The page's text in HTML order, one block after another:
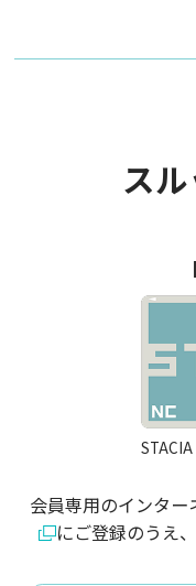
ス
会員専用のインター
にご登録のうえ